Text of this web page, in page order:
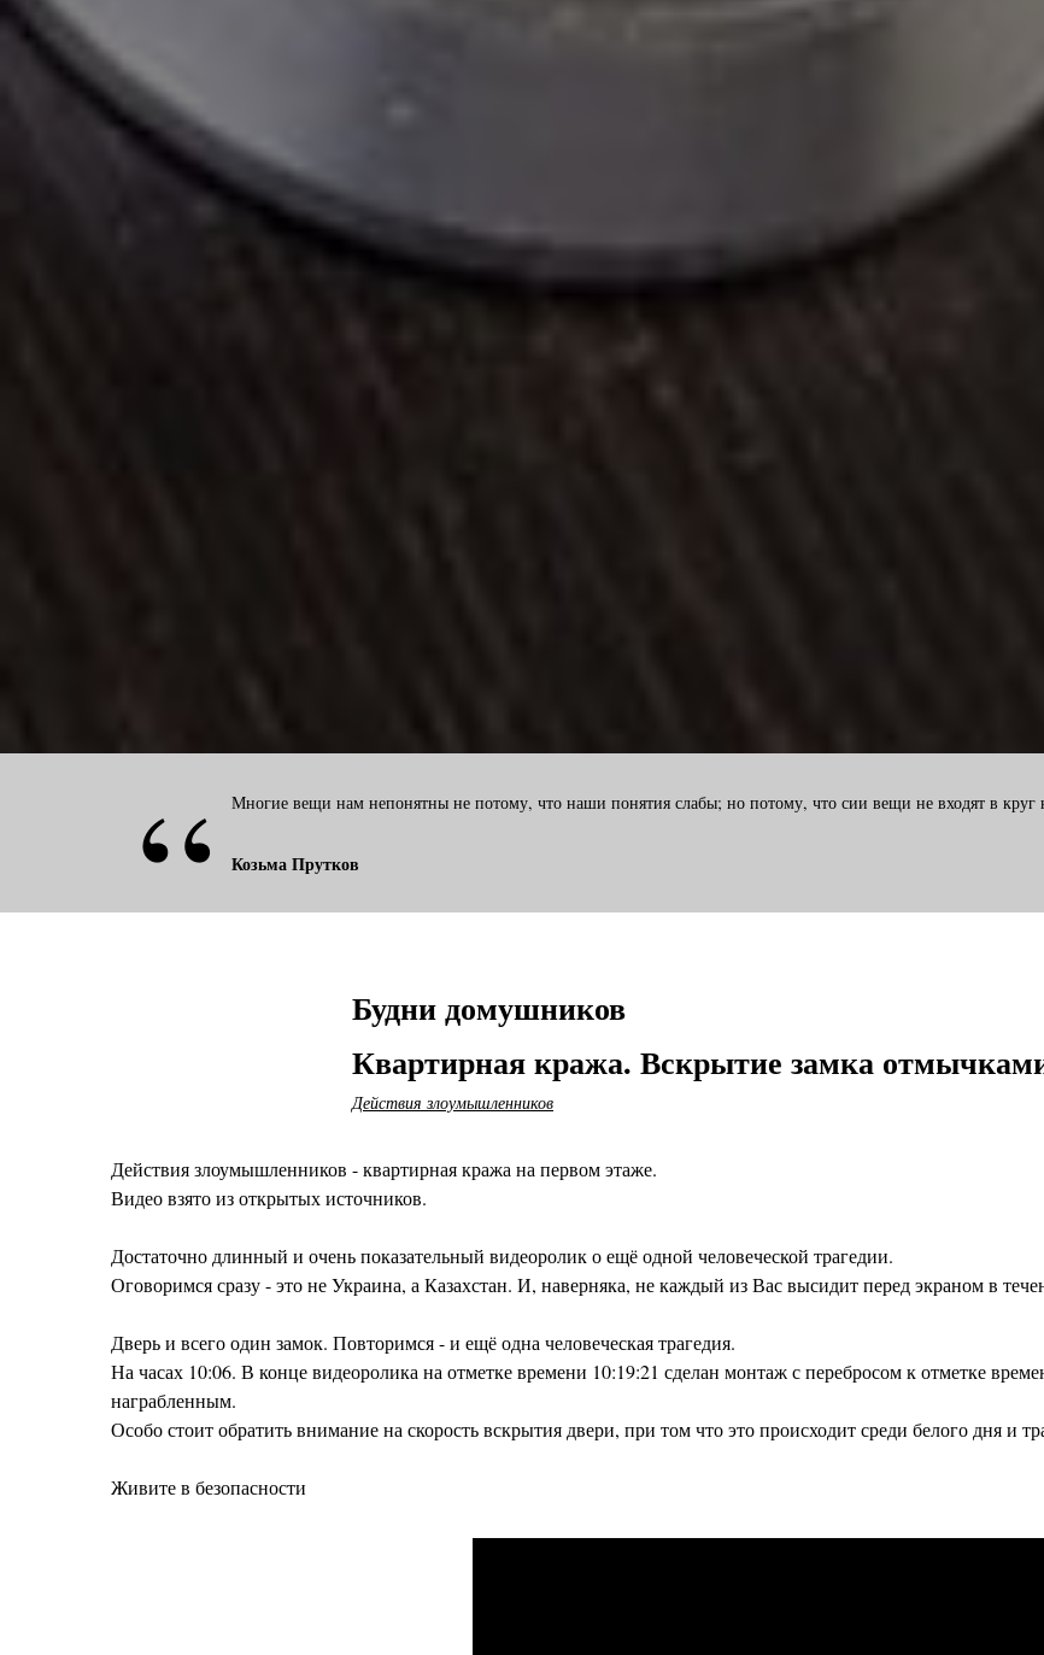
“ Многие вещи нам непонятны не потому, что наши понятия слабы; но потому, что сии вещи не входят в
Козьма Прутков
Будни домушников
Квартирная кража. Вскрытие замка
Действия злоумышленников
Действия злоумышленников - квартирная кража на первом этаже.
Видео взято из открытых источников.
Достаточно длинный и очень показательный видеоролик о ещё одной человеческой трагедии.
Оговоримся сразу - это не Украина, а Казахстан. И, наверняка, не каждый из Вас высидит перед экраном в
Дверь и всего один замок. Повторимся - и ещё одна человеческая трагедия.
На часах 10:06. В конце видеоролика на отметке времени 10:19:21 сделан монтаж с перебросом к отметке
награбленным.
Особо стоит обратить внимание на скорость вскрытия двери, при том что это происходит среди белого дня и
Живите в безопасности